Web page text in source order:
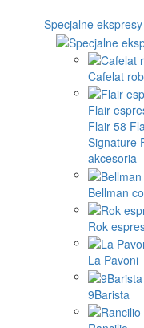
Specjalne ekspresy
Cafelat
Flair
Flair 58
Signature
akcesoria
Bellman
Rok
La Pavoni
9Barista